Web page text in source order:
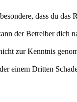
dass du das
der Betreiber dich
zur Kenntnis
einem Dritten